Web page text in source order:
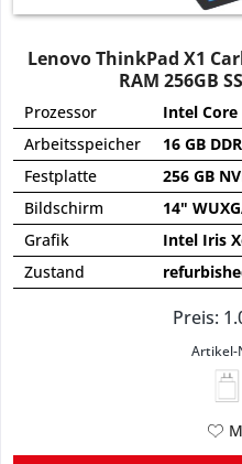
Lenovo ThinkPad X1
RAM 256GB
Prozessor
Intel Core
Arbeitsspeicher
16 GB
Festplatte
256 GB
Bildschirm
14"
Grafik
Intel Iris
Zustand
Preis:
Artikel-